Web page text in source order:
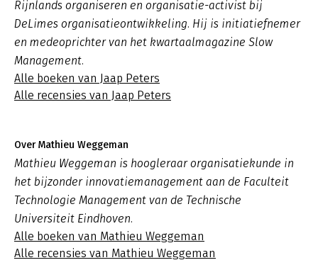
Rijnlands organiseren en organisatie-activist bij
DeLimes organisatieontwikkeling. Hij is initiatiefnemer
en medeoprichter van het kwartaalmagazine Slow
Management.
Alle boeken van Jaap Peters
Alle recensies van Jaap Peters
Over Mathieu Weggeman
Mathieu Weggeman is hoogleraar organisatiekunde in
het bijzonder innovatiemanagement aan de Faculteit
Technologie Management van de Technische
Universiteit Eindhoven.
Alle boeken van Mathieu Weggeman
Alle recensies van Mathieu Weggeman